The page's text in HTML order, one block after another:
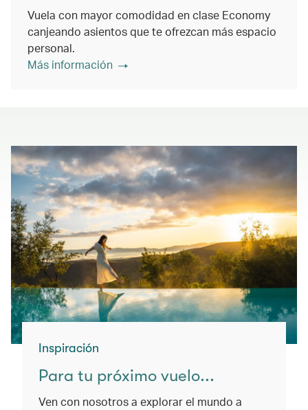
Vuela con mayor comodidad en clase Economy
canjeando asientos que te ofrezcan más espacio
personal.
Más información
Inspiración
Para tu próximo vuelo...
Ven con nosotros a explorar el mundo a